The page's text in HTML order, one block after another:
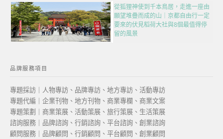
從狐狸神使到千本鳥居，走進一座由
願望堆疊而成的山｜京都自由行一定
要來的伏見稻荷大社與8個最值得停
留的風景
品牌服務項目
專題採訪｜人物專訪、品牌專訪、地方專訪、活動專訪
專題代編｜企業刊物、地方刊物、商業專欄、商業文案
專題策劃｜商業策展、活動策展、旅行策展、生活策展
諮詢服務｜品牌諮詢、行銷諮詢、平台諮詢、創業諮詢
顧問服務｜品牌顧問、行銷顧問、平台顧問、創業顧問